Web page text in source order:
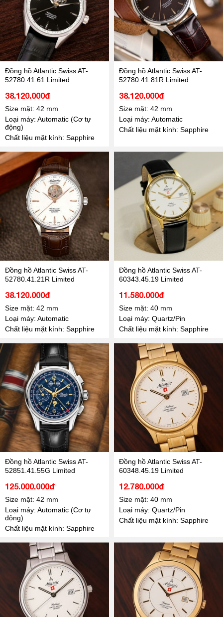
Đồng hồ Atlantic Swiss AT-
52780.41.61 Limited
38.120.000đ
Size mặt: 42 mm
Loại máy: Automatic (Cơ tự
động)
Chất liệu mặt kính: Sapphire
Đồng hồ Atlantic Swiss AT-
52780.41.81R Limited
38.120.000đ
Size mặt: 42 mm
Loại máy: Automatic
Chất liệu mặt kính: Sapphire
Đồng hồ Atlantic Swiss AT-
52780.41.21R Limited
38.120.000đ
Size mặt: 42 mm
Loại máy: Automatic
Chất liệu mặt kính: Sapphire
Đồng hồ Atlantic Swiss AT-
60343.45.19 Limited
11.580.000đ
Size mặt: 40 mm
Loại máy: Quartz/Pin
Chất liệu mặt kính: Sapphire
Đồng hồ Atlantic Swiss AT-
52851.41.55G Limited
125.000.000đ
Size mặt: 42 mm
Loại máy: Automatic (Cơ tự
động)
Chất liệu mặt kính: Sapphire
Đồng hồ Atlantic Swiss AT-
60348.45.19 Limited
12.780.000đ
Size mặt: 40 mm
Loại máy: Quartz/Pin
Chất liệu mặt kính: Sapphire